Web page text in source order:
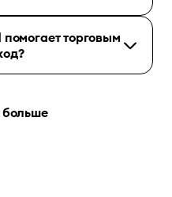
торговым
больше